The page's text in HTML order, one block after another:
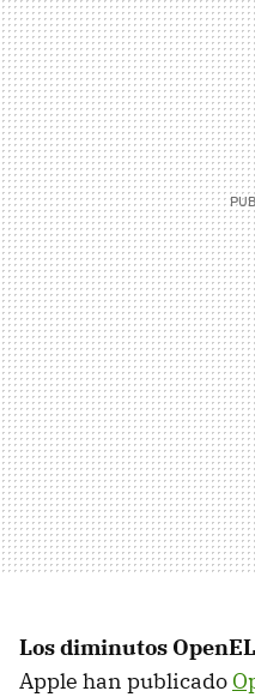
Los diminutos
Apple han publicado